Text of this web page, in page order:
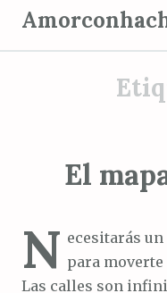
El
N ecesitarás un
para
Las calles son